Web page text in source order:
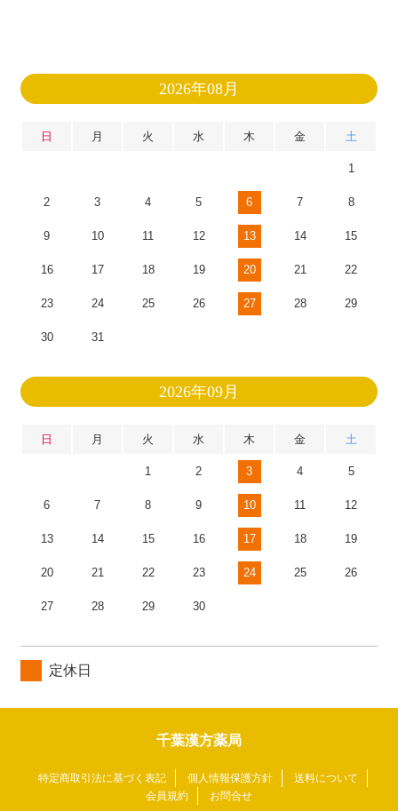
2026年08月
日 月 火 水 木 金 土
1
2 3 4 5 6 7 8
9 10 11 12 13 14 15
16 17 18 19 20 21 22
23 24 25 26 27 28 29
30 31
2026年09月
日 月 火 水 木 金 土
1 2 3 4 5
6 7 8 9 10 11 12
13 14 15 16 17 18 19
20 21 22 23 24 25 26
27 28 29 30
定休日
千葉漢方薬局
特定商取引法に基づく表記 個人情報保護方針
送料について
会員規約
お問合せ